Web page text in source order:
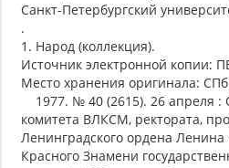
Санкт-Петербургский
.
1. Народ (коллекция).
Источник электронной копии:
Место хранения оригинала:
1977. № 40 (2615). 26 апреля :
комитета ВЛКСМ, ректората,
Ленинградского ордена Ленина
Красного Знамени